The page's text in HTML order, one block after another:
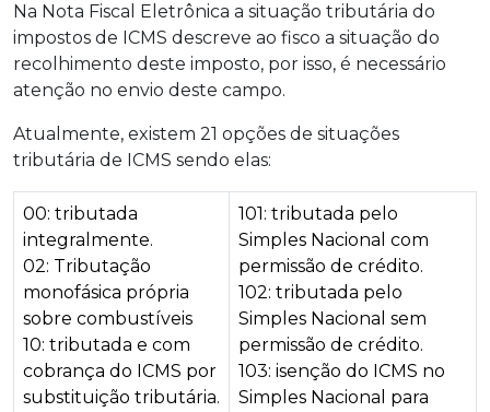
Na Nota Fiscal Eletrônica a situação tributária do
impostos de ICMS descreve ao fisco a situação do
recolhimento deste imposto, por isso, é necessário
atenção no envio deste campo.
Atualmente, existem 21 opções de situações
tributária de ICMS sendo elas:
00: tributada
integralmente.
02: Tributação
monofásica própria
sobre combustíveis
10: tributada e com
cobrança do ICMS por
substituição tributária.
101: tributada pelo
Simples Nacional com
permissão de crédito.
102: tributada pelo
Simples Nacional sem
permissão de crédito.
103: isenção do ICMS no
Simples Nacional para